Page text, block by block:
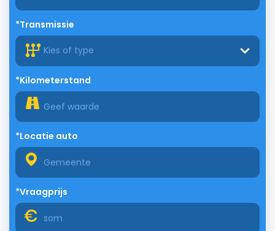
*Transmissie
Kies of type
*Kilometerstand
*Locatie auto
*Vraagprijs